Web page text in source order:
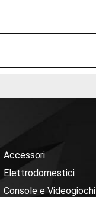
Accessori
Elettrodomestici
Console e Videogiochi